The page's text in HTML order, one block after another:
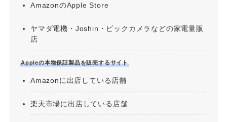
AmazonのApple Store
ヤマダ電機・Joshin・ビックカメラなどの家電量販
店
Appleの本物保証製品を販売するサイト
Amazonに出店している店舗
楽天市場に出店している店舗